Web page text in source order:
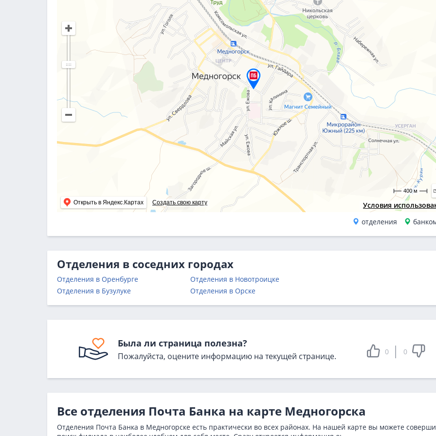
Условия
Открыть в Яндекс.Картах Создать свою карту
400 м
отделения
Отделения в соседних городах
Отделения в Оренбурге
Отделения в Бузулуке
Отделения в Новотроицке
Отделения в Орске
Была ли страница полезна?
Пожалуйста, оцените информацию на текущей странице. 0 0
Все отделения Почта Банка на карте Медногорска
Отделения Почта Банка в Медногорске есть практически во всех районах. На нашей карте вы можете